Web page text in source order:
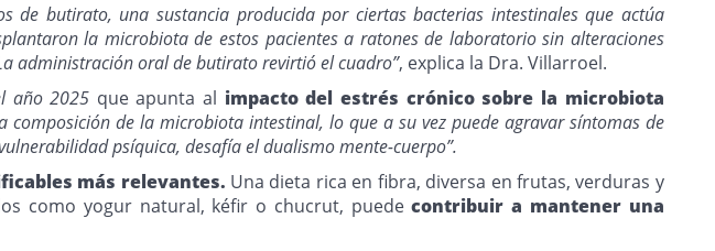
de butirato, una sustancia producida por ciertas bacterias intestinales que actúa
la microbiota de estos pacientes a ratones de laboratorio sin alteraciones
administración oral de butirato revirtió el cuadro”, explica la Dra. Villarroel.
año 2025 que apunta al impacto del estrés crónico sobre la microbiota
composición de la microbiota intestinal, lo que a su vez puede agravar síntomas de
psíquica, desafía el dualismo mente-cuerpo”.
más relevantes. Una dieta rica en fibra, diversa en frutas, verduras y
como yogur natural, kéfir o chucrut, puedecontribuir a mantener una